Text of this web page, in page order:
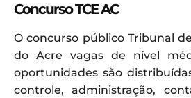
Concurso TCE AC
O concurso público Tribunal
do Acre vagas de nível
oportunidades são
controle, administração,